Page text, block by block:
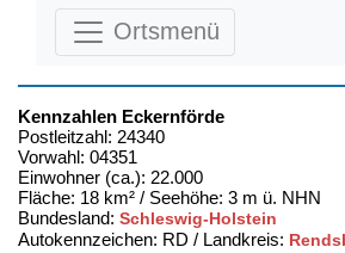
Ortsmenü
Kennzahlen Eckernförde
Postleitzahl: 24340
Vorwahl: 04351
Einwohner (ca.): 22.000
Fläche: 18 km² / Seehöhe: 3 m ü. NHN
Bundesland: Schleswig-Holstein
Autokennzeichen: RD / Landkreis: